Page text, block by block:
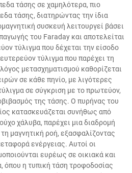
τάσης σε χαμηλότερα, πιο
τάσης, διατηρώντας την ίδια
συσκευή λειτουργεί βάσει
του Faraday και αποτελείται
τύλιγμα που δέχεται την είσοδο
τύλιγμα που παρέχει τη
μετασχηματισμού καθορίζεται
σε κάθε πηνίο, με λιγότερες
σε σύγκριση με το πρωτεύον,
της τάσης. Ο πυρήνας του
κατασκευάζεται συνήθως από
χάλυβα, παρέχει μια διαδρομή
μαγνητική ροή, εξασφαλίζοντας
ενέργειας. Αυτοί οι
ευρέως σε οικιακά και
όπου η τυπική τάση τροφοδοσίας